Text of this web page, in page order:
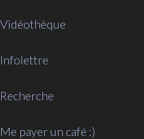
Vidéothèque
Infolettre
Recherche
Me payer un café :)